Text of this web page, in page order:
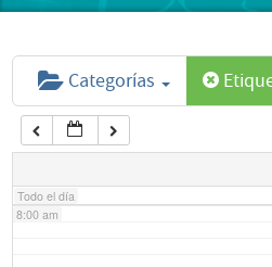
Categorías
Todo el día
6:00 am
7:00 am
8:00 am